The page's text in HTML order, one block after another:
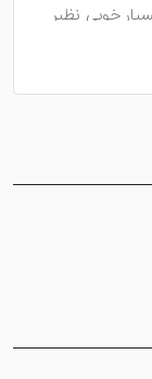
خوبی نظیر
توجه به لول
هتل مشهد
میهمانان